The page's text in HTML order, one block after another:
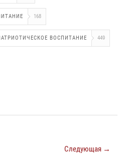
168
ВОСПИТАНИЕ 449
Следующая →